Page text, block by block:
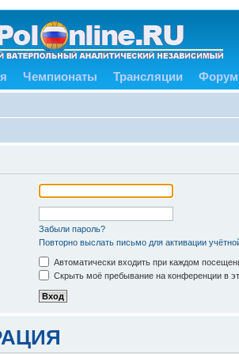
Чемпионаты Трансляции Форум
Забыли пароль?
Повторно выслать письмо для активации
Автоматически входить при каждом
Скрыть моё пребывание на конференции в